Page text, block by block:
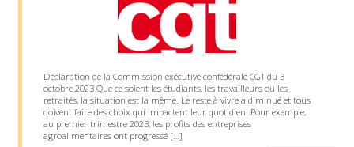
Déclaration de la Commission exécutive confédérale CGT du 3
octobre 2023 Que ce soient les étudiants, les travailleurs ou les
retraités, la situation est la même. Le reste à vivre a diminué et tous
doivent faire des choix qui impactent leur quotidien. Pour exemple,
au premier trimestre 2023, les profits des entreprises
agroalimentaires ont progressé […]